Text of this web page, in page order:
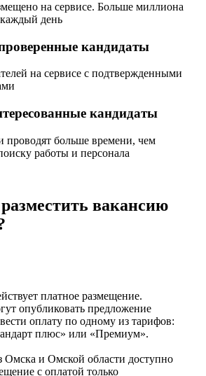
на сервисе. Больше миллиона
день
кандидаты
на сервисе с подтвержденными
кандидаты
проводят больше времени, чем
работы и персонала
вакансию
платное размещение.
опубликовать предложение
оплату по одному из тарифов:
плюс» или «Премиум».
Омска и Омской области доступно
с оплатой только